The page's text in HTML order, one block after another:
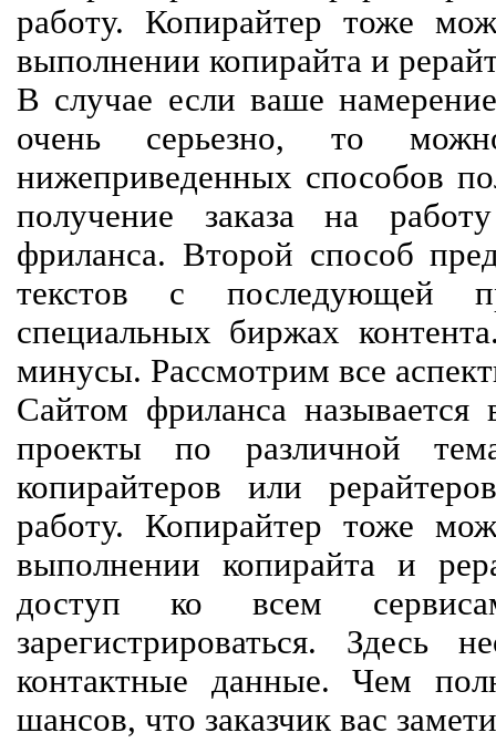
работу. Копирайтер тоже
выполнении копирайта и
В случае если ваше
очень серьезно, то
нижеприведенных способов
получение заказа на
фриланса. Второй способ
текстов с последующей
специальных биржах
минусы. Рассмотрим все
Сайтом фриланса называется
проекты по различной
копирайтеров или
работу. Копирайтер тоже
выполнении копирайта и
доступ ко всем
зарегистрироваться. Здесь
контактные данные. Чем
шансов, что заказчик вас